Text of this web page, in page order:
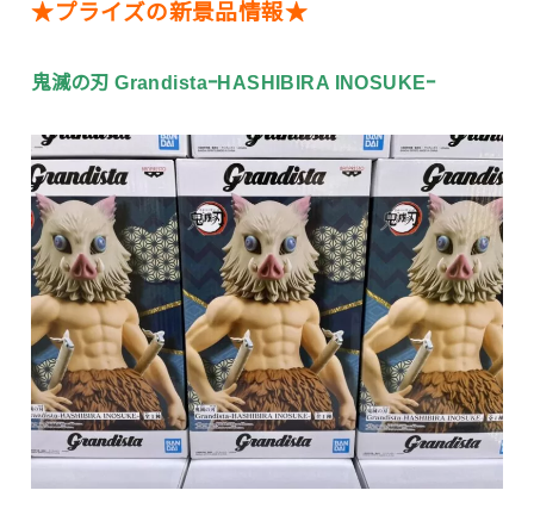
★プライズの新景品情報★
鬼滅の刃 GrandistaｰHASHIBIRA INOSUKEｰ